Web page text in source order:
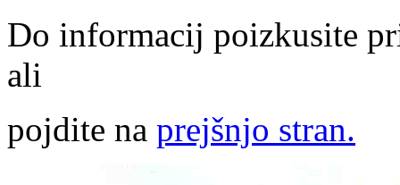
Do informacij poizkusite
ali
pojdite na prejšnjo stran.